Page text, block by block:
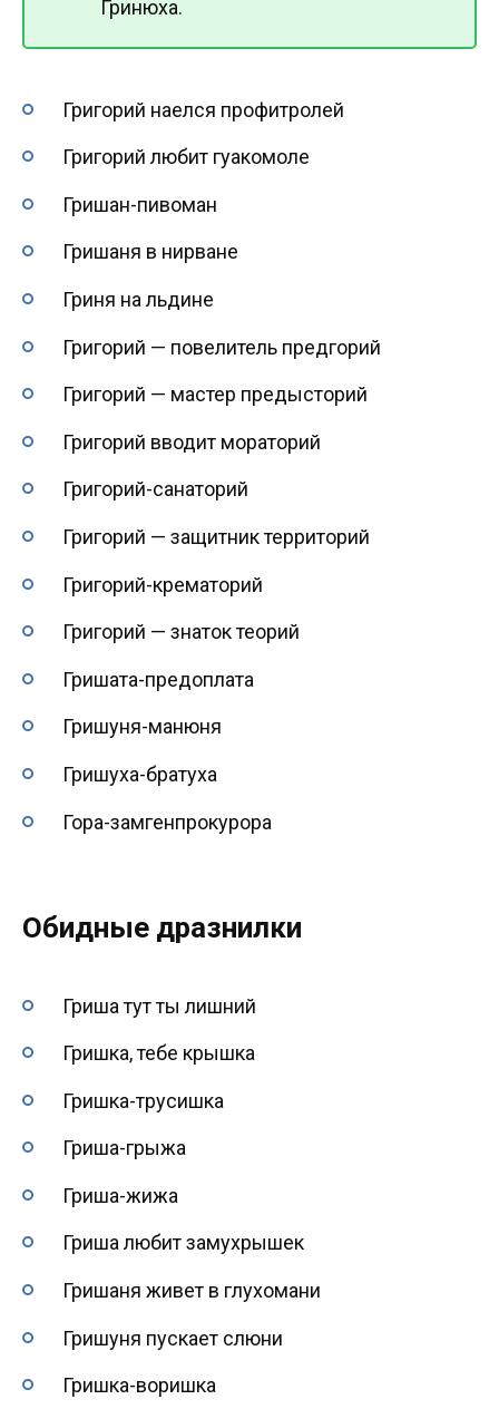
Гринюха.
Григорий наелся профитролей
Григорий любит гуакомоле
Гришан-пивоман
Гришаня в нирване
Гриня на льдине
Григорий — повелитель предгорий
Григорий — мастер предысторий
Григорий вводит мораторий
Григорий-санаторий
Григорий — защитник территорий
Григорий-крематорий
Григорий — знаток теорий
Гришата-предоплата
Гришуня-манюня
Гришуха-братуха
Гора-замгенпрокурора
Обидные дразнилки
Гриша тут ты лишний
Гришка, тебе крышка
Гришка-трусишка
Гриша-грыжа
Гриша-жижа
Гриша любит замухрышек
Гришаня живет в глухомани
Гришуня пускает слюни
Гришка-воришка